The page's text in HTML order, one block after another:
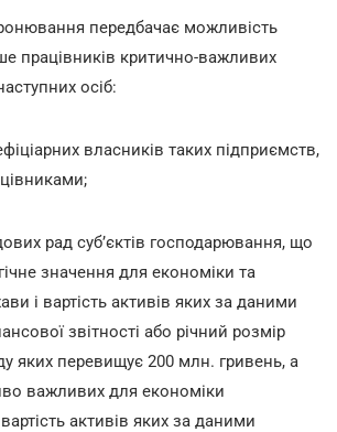
передбачає можливість
працівників критично-важливих
осіб:
власників таких підприємств,
рад суб’єктів господарювання, що
значення для економіки та
і вартість активів яких за даними
звітності або річний розмір
яких перевищує 200 млн. гривень, а
важливих для економіки
активів яких за даними